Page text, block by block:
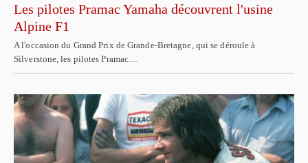
Les pilotes Pramac Yamaha découvrent l'usine
Alpine F1
A l'occasion du Grand Prix de Grande-Bretagne, qui se déroule à
Silverstone, les pilotes Pramac…